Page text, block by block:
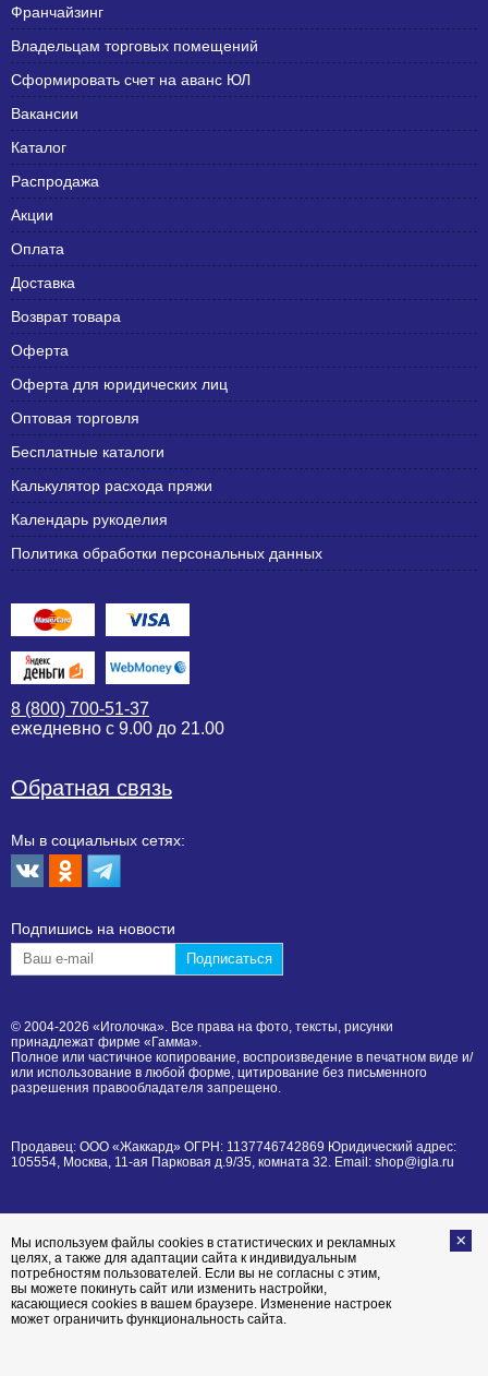
Франчайзинг
Владельцам торговых помещений
Сформировать счет на аванс ЮЛ
Вакансии
Каталог
Распродажа
Акции
Оплата
Доставка
Возврат товара
Оферта
Оферта для юридических лиц
Оптовая торговля
Бесплатные каталоги
Калькулятор расхода пряжи
Календарь рукоделия
Политика обработки персональных данных
8 (800) 700-51-37
ежедневно с 9.00 до 21.00
Обратная связь
Мы в социальных сетях:
Подпишиcь на новости
© 2004-2026 «Иголочка». Все права на фото, тексты, рисунки
принадлежат фирме «Гамма».
Полное или частичное копирование, воспроизведение в печатном виде и/
или использование в любой форме, цитирование без письменного
разрешения правообладателя запрещено.
Продавец: ООО «Жаккард» ОГРН: 1137746742869 Юридический адрес:
105554, Москва, 11-ая Парковая д.9/35, комната 32. Email: shop@igla.ru
Мы используем файлы cookies в статистических и рекламных
целях, а также для адаптации сайта к индивидуальным
потребностям пользователей. Если вы не согласны с этим,
вы можете покинуть сайт или изменить настройки,
касающиеся cookies в вашем браузере. Изменение настроек
может ограничить функциональность сайта.